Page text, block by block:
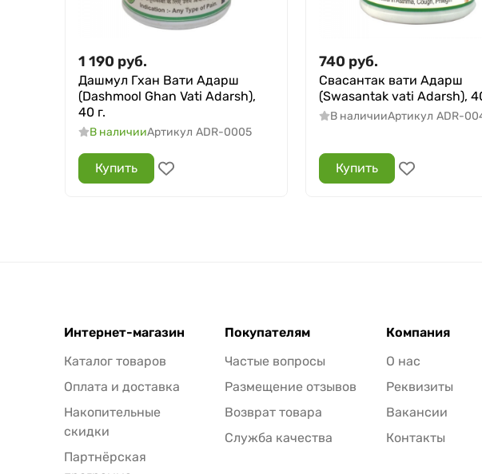
1 190 руб.
Дашмул Гхан Вати Адарш
(Dashmool Ghan Vati Adarsh),
40 г.
В наличииАртикул ADR-0005
Купить
740 руб.
Свасантак вати Адарш
(Swasantak vati Adarsh),
В наличииАртикул ADR-
Купить
Интернет-магазин
Каталог товаров
Оплата и доставка
Накопительные
скидки
Партнёрская
Покупателям
Частые вопросы
Размещение отзывов
Возврат товара
Служба качества
Компания
О нас
Реквизиты
Вакансии
Контакты